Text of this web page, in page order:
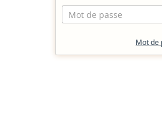
Mot de